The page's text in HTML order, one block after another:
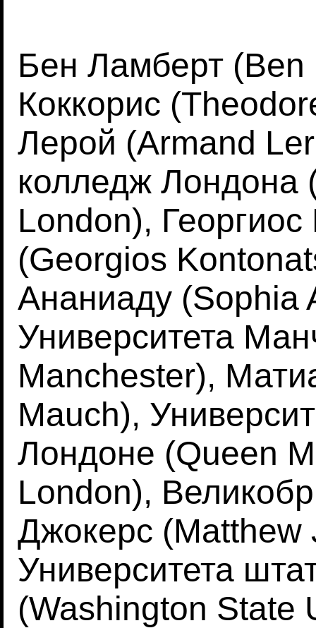
Бен Ламберт (Ben
Коккорис
Лерой (Armand
колледж Лондона
London),
(Georgios
Ананиаду (Sophia
Университета
Manchester),
Mauch),
Лондоне (Queen
London),
Джокерс (Matthew
Университета
(Washington